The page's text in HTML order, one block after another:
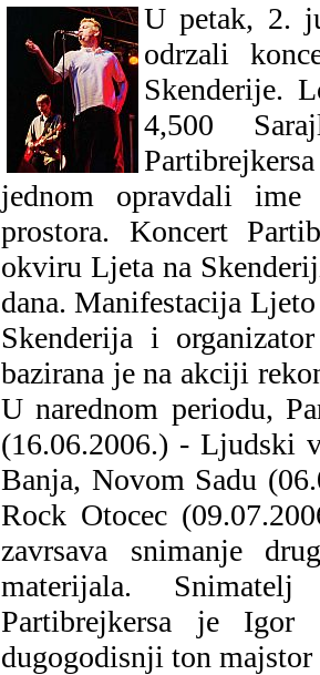
U petak, 2.
odrzali
Skenderije.
4,500
jednom opravdali ime
prostora. Koncert
okviru Ljeta na
dana. Manifestacija
Skenderija i
bazirana je na akciji
U narednom periodu,
(16.06.2006.) - Ljudski
Banja, Novom Sadu
Rock Otocec
zavrsava snimanje
materijala.
Partibrejkersa je Igor
dugogodisnji ton majstor